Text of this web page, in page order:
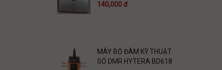
140,000 đ
MÁY BỘ ĐÀM KỸ THUẬT
SỐ DMR HYTERA BD618